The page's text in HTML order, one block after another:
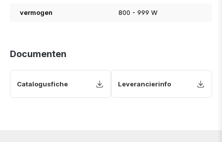
vermogen 800 - 999 W
Documenten
Catalogusfiche Leverancierinfo